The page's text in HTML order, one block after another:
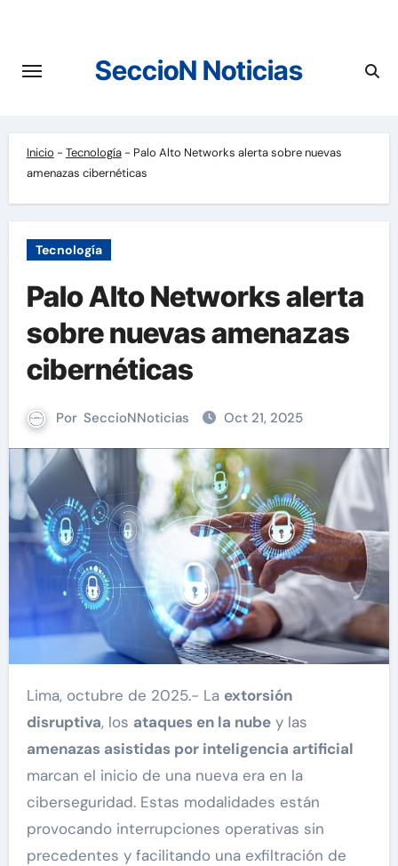
contenido
SeccioN Noticias
Inicio - Tecnología- Palo Alto Networks alerta sobre nuevas
amenazas cibernéticas
Tecnología
Palo Alto Networks alerta
sobre nuevas amenazas
cibernéticas
Por SeccioNNoticias Oct 21, 2025
Lima, octubre de 2025.- La extorsión
disruptiva, los ataques en la nubey las
amenazas asistidas por inteligencia artificial
marcan el inicio de una nueva era en la
ciberseguridad. Estas modalidades están
provocando interrupciones operativas sin
precedentes y facilitando una exfiltración de